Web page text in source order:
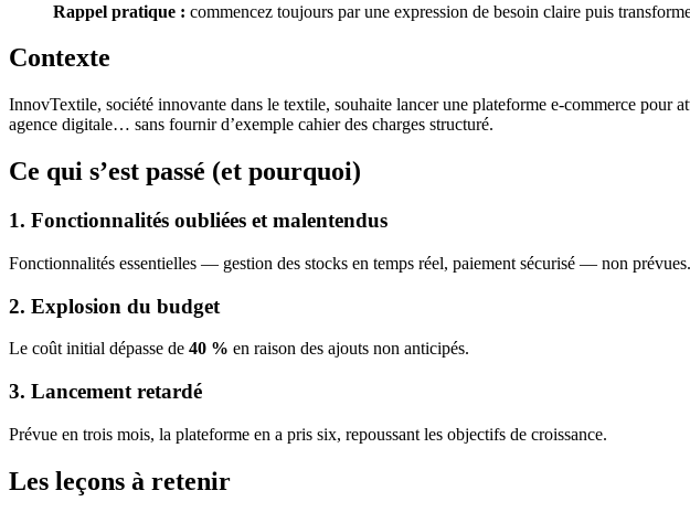
Rappel pratique : commencez toujours par une expression de besoin claire puis
Contexte
InnovTextile, société innovante dans le textile, souhaite lancer une plateforme e‑commerce pour
agence digitale… sans fournir d’exemple cahier des charges structuré.
Ce qui s’est passé (et pourquoi)
1. Fonctionnalités oubliées et malentendus
Fonctionnalités essentielles — gestion des stocks en temps réel, paiement sécurisé — non
2. Explosion du budget
Le coût initial dépasse de 40 % en raison des ajouts non anticipés.
3. Lancement retardé
Prévue en trois mois, la plateforme en a pris six, repoussant les objectifs de croissance.
Les leçons à retenir